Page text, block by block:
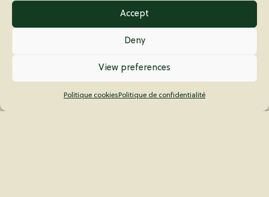
Accept
Deny
View preferences
Politique cookiesPolitique de confidentialité
2021 – VINCENT GROSS – « RHAPSODIE »
PETILLANT NATUREL (AB)
2023 – LE CLOS LIEBAU – “SOLEY KOUCHÉ”
BULLES ROSÉ (AB & BD)
Pinot Gris, Auxerrois & Gewurztraminer